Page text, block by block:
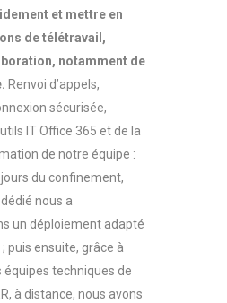
et mettre en
de télétravail,
notamment de
Renvoi d’appels,
sécurisée,
IT Office 365 et de la
de notre équipe :
du confinement,
nous a
un déploiement adapté
puis ensuite, grâce à
équipes techniques de
à distance, nous avons